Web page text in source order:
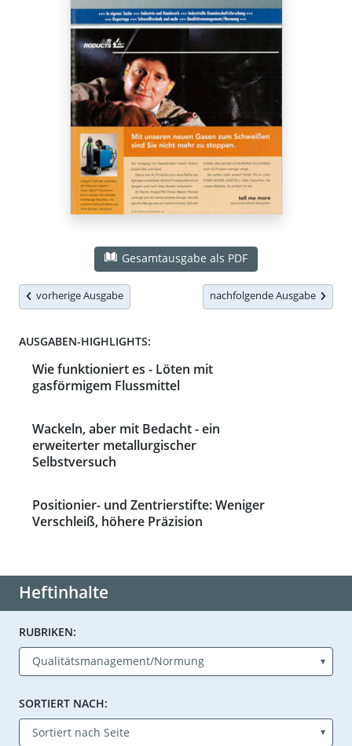
Gesamtausgabe als PDF
vorherige Ausgabe nachfolgende Ausgabe
AUSGABEN-HIGHLIGHTS:
Wie funktioniert es - Löten mit
gasförmigem Flussmittel
Wackeln, aber mit Bedacht - ein
erweiterter metallurgischer
Selbstversuch
Positionier- und Zentrierstifte: Weniger
Verschleiß, höhere Präzision
Heftinhalte
RUBRIKEN:
SORTIERT NACH: